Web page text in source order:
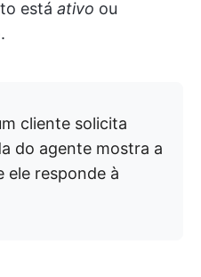
está ativo ou
cliente solicita
do agente mostra a
ele responde à